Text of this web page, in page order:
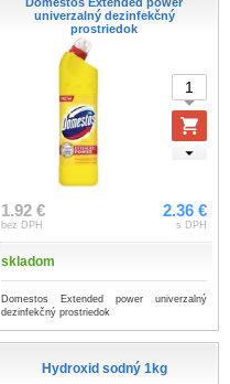
Domestos Extended power
univerzalný dezinfekčný
prostriedok
1.92 €
bez DPH
2.36 €
s DPH
skladom
Domestos Extended power univerzalný
dezinfekčný prostriedok
Hydroxid sodný 1kg